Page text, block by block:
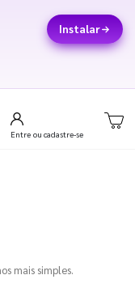
Instalar
Entre ou cadastre-se
mais simples.